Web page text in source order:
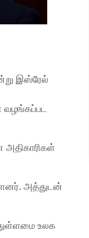
இஸ்ரேல்
அதிகாரிகள்
அத்துடன்
உலக